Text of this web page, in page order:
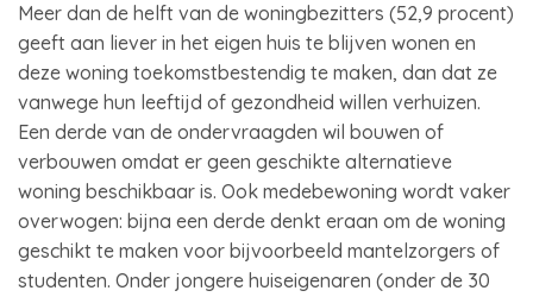
Meer dan de helft van de woningbezitters (52,9 procent)
geeft aan liever in het eigen huis te blijven wonen en
deze woning toekomstbestendig te maken, dan dat ze
vanwege hun leeftijd of gezondheid willen verhuizen.
Een derde van de ondervraagden wil bouwen of
verbouwen omdat er geen geschikte alternatieve
woning beschikbaar is. Ook medebewoning wordt vaker
overwogen: bijna een derde denkt eraan om de woning
geschikt te maken voor bijvoorbeeld mantelzorgers of
studenten. Onder jongere huiseigenaren (onder de 30